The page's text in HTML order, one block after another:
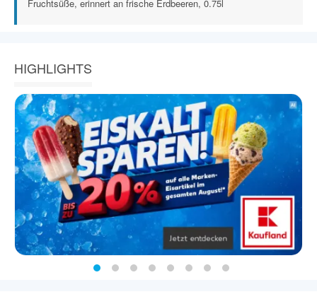
Fruchtsüße, erinnert an frische Erdbeeren, 0.75l
HIGHLIGHTS